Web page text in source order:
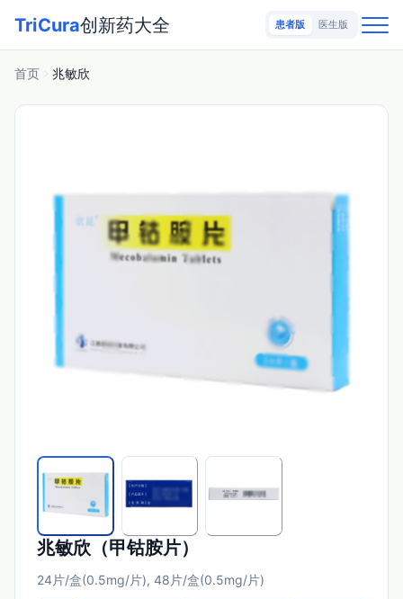
TriCura创新药大全 患者版 医生版
首页 兆敏欣
兆敏欣（甲钴胺片）
24片/盒(0.5mg/片), 48片/盒(0.5mg/片)